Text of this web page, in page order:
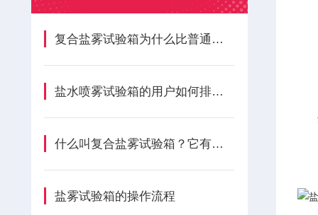
复合盐雾试验箱为什么比普通的盐雾试验箱贵？
盐水喷雾试验箱的用户如何排查漏水点
什么叫复合盐雾试验箱？它有哪些特点？
盐雾试验箱的操作流程